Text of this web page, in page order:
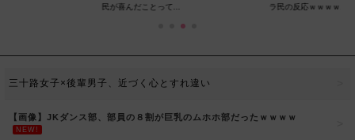
民が喜んだことって...
ラ民の反応ｗｗｗｗ...
三十路女子×後輩男子、近づく心とすれ違い
【画像】JKダンス部、部員の８割が巨乳のムホホ部だったｗｗｗｗ
NEW!